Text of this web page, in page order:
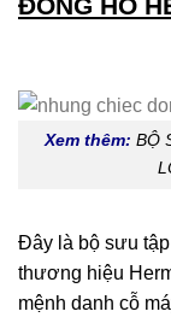
Xem thêm: BỘ
Đây là bộ sưu
thương hiệu
mệnh danh cỗ